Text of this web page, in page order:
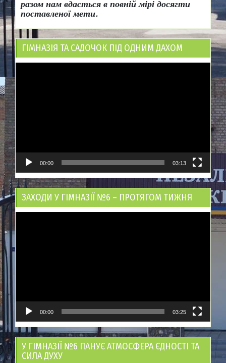
разом нам вдасться в повній мірі досягти
поставленої мети.
ГІМНАЗІЯ ТА САДОЧОК ПІД ОДНИМ ДАХОМ
00:00 03:13
ЗАХОДИ У ГІМНАЗІЇ №6 – ПРОТЯГОМ ТИЖНЯ
00:00 03:25
У ГІМНАЗІЇ №6 ПАНУЄ АТМОСФЕРА ЄДНОСТІ ТА
СИЛА ДУХУ